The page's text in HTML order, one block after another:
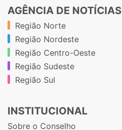
AGÊNCIA DE NOTÍCIAS
Região Norte
Região Nordeste
Região Centro-Oeste
Região Sudeste
Região Sul
INSTITUCIONAL
Sobre o Conselho